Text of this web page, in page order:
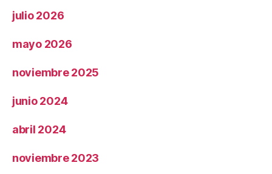
julio 2026
mayo 2026
noviembre 2025
junio 2024
abril 2024
noviembre 2023